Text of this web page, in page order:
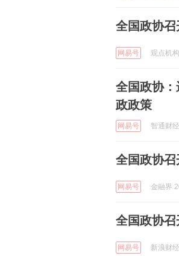
全国政协召
网易号 观点机
全国政协
政政策
网易号 智通财
全国政协召
网易号 金融界
全国政协召
网易号 新浪财